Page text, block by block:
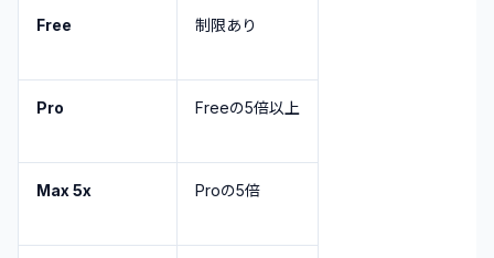
Free 制限あり
Pro Freeの5倍以上
Max 5x Proの5倍